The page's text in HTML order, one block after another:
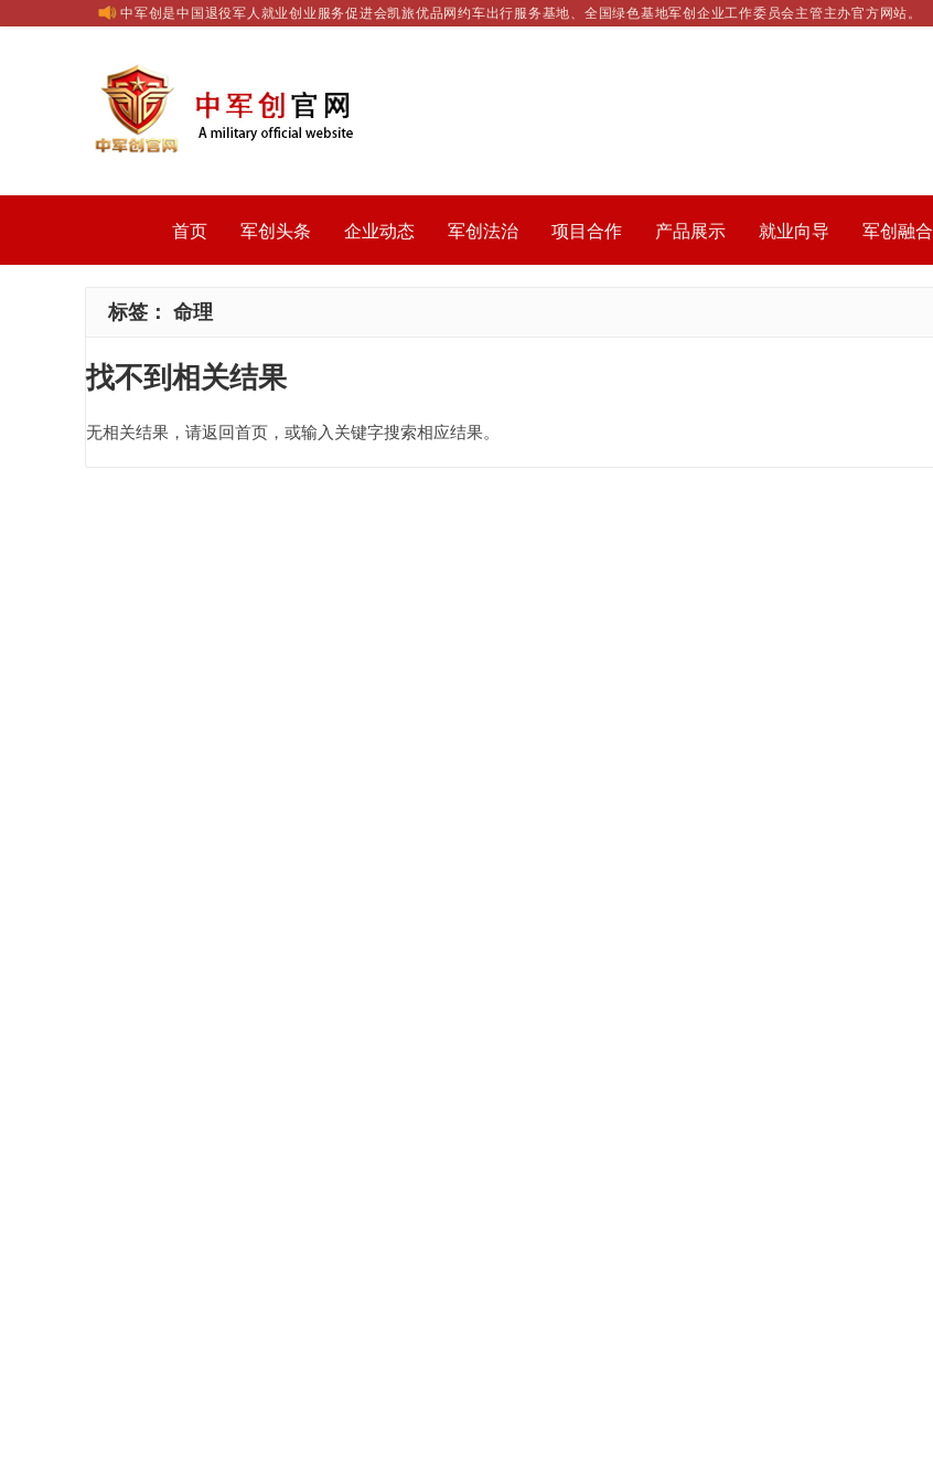
中军创是中国退役军人就业创业服务促进会凯旅优品网约车出行服务基地、全国绿色基地军创企业工作委员会主管主办官方网站。
首页 军创头条 企业动态 军创法治 项目合作 产品展示 就业向导 军创融合
标签： 命理
找不到相关结果
无相关结果，请返回首页，或输入关键字搜索相应结果。